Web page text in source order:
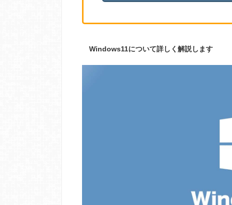
Windows11について詳しく解説します